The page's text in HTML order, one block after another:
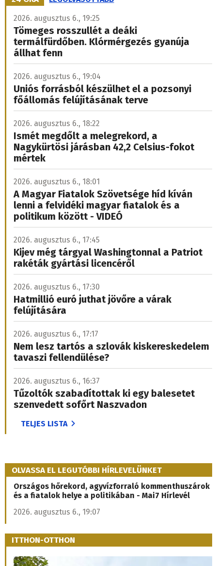
2026. augusztus 6., 19:25
Tömeges rosszullét a deáki
termálfürdőben. Klórmérgezés gyanúja
állhat fenn
2026. augusztus 6., 19:04
Uniós forrásból készülhet el a pozsonyi
főállomás felújításának terve
2026. augusztus 6., 18:22
Ismét megdőlt a melegrekord, a
Nagykürtösi járásban 42,2 Celsius-fokot
mértek
2026. augusztus 6., 18:01
A Magyar Fiatalok Szövetsége híd kíván
lenni a felvidéki magyar fiatalok és a
politikum között - VIDEÓ
2026. augusztus 6., 17:45
Kijev még tárgyal Washingtonnal a Patriot
rakéták gyártási licencéről
2026. augusztus 6., 17:30
Hatmillió euró juthat jövőre a várak
felújítására
2026. augusztus 6., 17:17
Nem lesz tartós a szlovák kiskereskedelem
tavaszi fellendülése?
2026. augusztus 6., 16:37
Tűzoltók szabadítottak ki egy balesetet
szenvedett sofőrt Naszvadon
TELJES LISTA
OLVASSA EL LEGUTÓBBI HÍRLEVELÜNKET
Országos hőrekord, agyvízforraló kommenthuszárok
és a fiatalok helye a politikában - Mai7 Hírlevél
2026. augusztus 6., 19:07
ITTHON-OTTHON